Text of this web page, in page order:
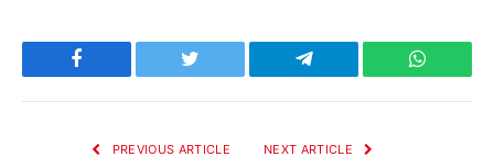
Facebook Twitter Telegram
PREVIOUS ARTICLE NEXT ARTICLE